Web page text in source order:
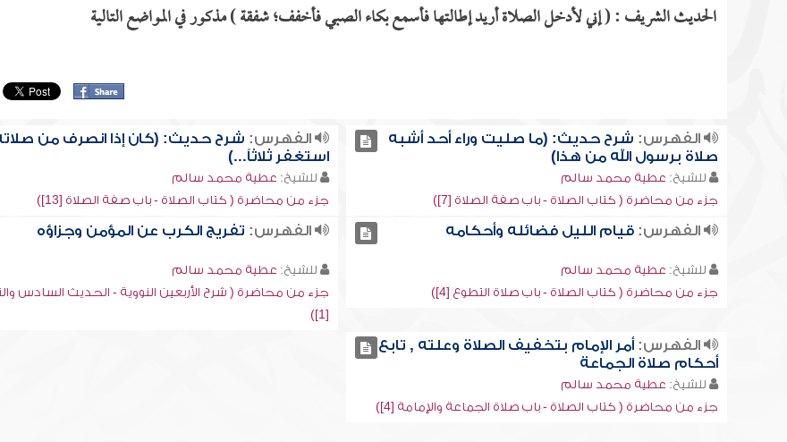
الحديث الشريف : ( إني لأدخل الصلاة أريد إطالتها فأسمع بكاء الصبي فأخفف؛ شفقة ) مذكور في المواضع التالية
الفهرس: شرح حديث: (ما صليت وراء أحد أشبه
صلاة برسول الله من هذا)
للشيخ: عطية محمد سالم
جزء من محاضرة ( كتاب الصلاة - باب صفة الصلاة [7])
الفهرس: شرح حديث: (كان إذا انصرف من
استغفر ثلاثاً...)
للشيخ: عطية محمد سالم
جزء من محاضرة ( كتاب الصلاة - باب صفة الصلاة [13])
الفهرس:قيام الليل فضائله وأحكامه
للشيخ: عطية محمد سالم
جزء من محاضرة ( كتاب الصلاة - باب صلاة التطوع [4])
الفهرس: تفريج الكرب عن المؤمن وجزاؤه
للشيخ: عطية محمد سالم
جزء من محاضرة ( شرح الأربعين النووية - الحديث السادس
[1])
الفهرس:أمر الإمام بتخفيف الصلاة وعلته , تابع
أحكام صلاة الجماعة
للشيخ: عطية محمد سالم
جزء من محاضرة ( كتاب الصلاة - باب صلاة الجماعة والإمامة [4])